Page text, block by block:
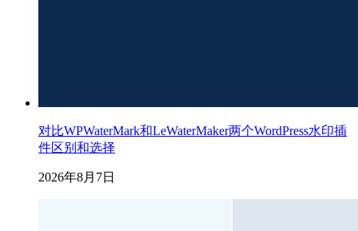
对比WPWaterMark和LeWaterMaker两个WordPress水印插
件区别和选择
2026年8月7日